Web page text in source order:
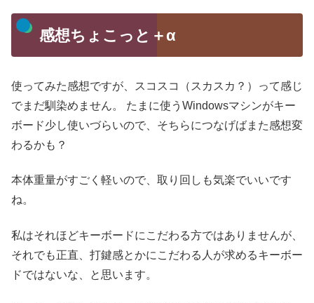
感想ちょこっと＋α
使ってみた感想ですが、スコスコ（スカスカ？）って感じ
でまだ馴染めません。
たまに使うWindowsマシンがキー
ボード少し使いづらいので、そちらにつなげばまた感想変
わるかも？
本体重量がすごく軽いので、取り回しも気楽でいいです
ね。
私はそれほどキーボードにこだわる方ではありませんが、
それでも正直、打鍵感とかにこだわる人が求めるキーボー
ドではないな、と思います。